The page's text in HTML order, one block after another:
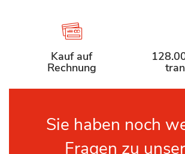
Kauf auf
Rechnung
Sie haben noch
Fragen zu